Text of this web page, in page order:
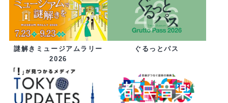
謎解きミュージアムラリー
2026
ぐるっとパス